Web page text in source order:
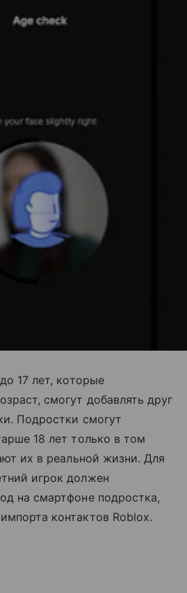
17 лет, которые
смогут добавлять друг
Подростки смогут
18 лет только в том
их в реальной жизни. Для
игрок должен
на смартфоне подростка,
контактов Roblox.